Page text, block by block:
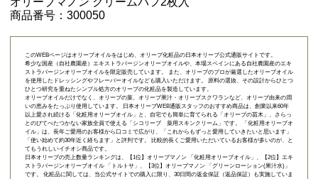
商品番号：300050
このWEBページはオリーブオイルをはじめ、オリーブ化粧品の日本オリーブ公式通販サイトです。
希少な国産（自社農園産）エキストラバージンオリーブオイルや、本場スペインにある自社農園産のエキ
ストラバージンオリーブオイルを限定販売しています。 また、オリーブのプロが厳選したオリーブオイル
を使用したドレッシングやフレーバーオイルなども購入いただけます。 原料の選抜、その設計からひとつ
ひとつ研究を重ねたシンプル処方のオリーブの化粧品を製造しています。
オリーブオイルだけでなく、オリーブの葉、オリーブ果汁・オリーブスクワランなど、オリーブ由来の潤
いの恵みをたっぷり使用しています。 日本オリーブWEB通販スタッフのおすすめ商品は、創業以来60年
以上愛され続ける「 化粧用オリーブオイル 」と、自宅でも簡単に育てられる「 オリーブの苗木 」、さらっ
とのびてべたつかない家族全員で使える「 シコリーブ 薬用スキンクリーム 」です。 「化粧用オリーブオ
イル」は、長年ご愛用のお客様から口コミで広がり、「これからもずっと愛用していきたいと思います」
「使い始めて約30年近く経ちます」と評判です。 比較的長くご愛用いただいているお客様が多いのが、と
てもうれしいイチオシ商品です。
日本オリーブの売上数量ランキングは、【1位】オリーブマノン 「 化粧用オリーブオイル 」、【2位】 エキ
ストラバージンオリーブオイル 「トルトサ」 、【3位】 オリーブマノン 「グリーンローション(果汁水)」
です。 化粧品に関しては、当公式サイトでの購入に限り、 30日間の返金保証（返品保証）
も実施していま